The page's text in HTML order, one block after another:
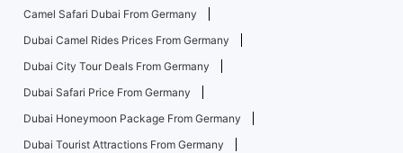
Camel Safari Dubai From Germany
Dubai Camel Rides Prices From Germany
Dubai City Tour Deals From Germany
Dubai Safari Price From Germany
Dubai Honeymoon Package From Germany
Dubai Tourist Attractions From Germany